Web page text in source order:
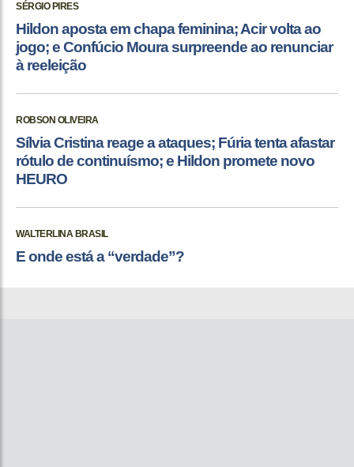
SÉRGIO PIRES
Hildon aposta em chapa feminina; Acir volta ao
jogo; e Confúcio Moura surpreende ao renunciar
à reeleição
ROBSON OLIVEIRA
Sílvia Cristina reage a ataques; Fúria tenta afastar
rótulo de continuísmo; e Hildon promete novo
HEURO
WALTERLINA BRASIL
E onde está a “verdade”?